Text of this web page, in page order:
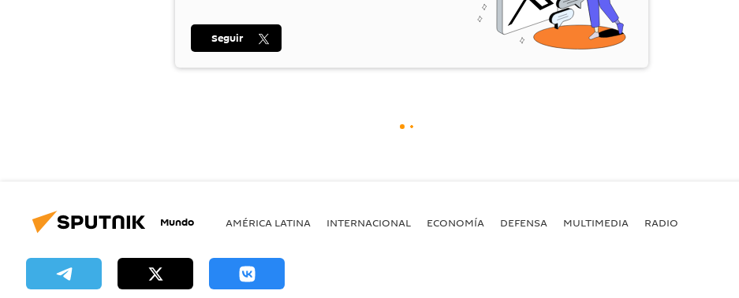
Seguir
Mundo AMÉRICA LATINA INTERNACIONAL ECONOMÍA DEFENSA MULTIMEDIA RADIO